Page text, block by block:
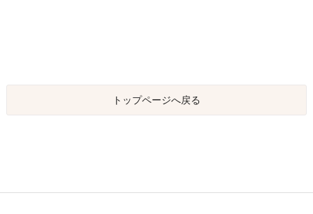
トップページへ戻る